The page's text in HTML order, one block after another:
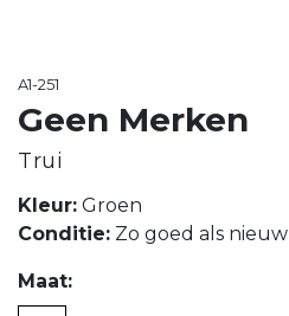
A1-251
Geen Merken
Trui
Kleur: Groen
Conditie: Zo goed als nieuw
Maat: